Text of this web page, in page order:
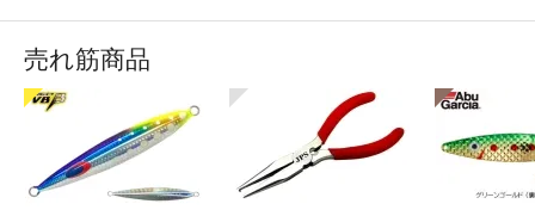
売れ筋商品